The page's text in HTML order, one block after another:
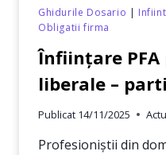
Ghidurile Dosario |
Obligatii firma
Înființare
liberale –
Publicat 14/11/2025
Profesioniștii din